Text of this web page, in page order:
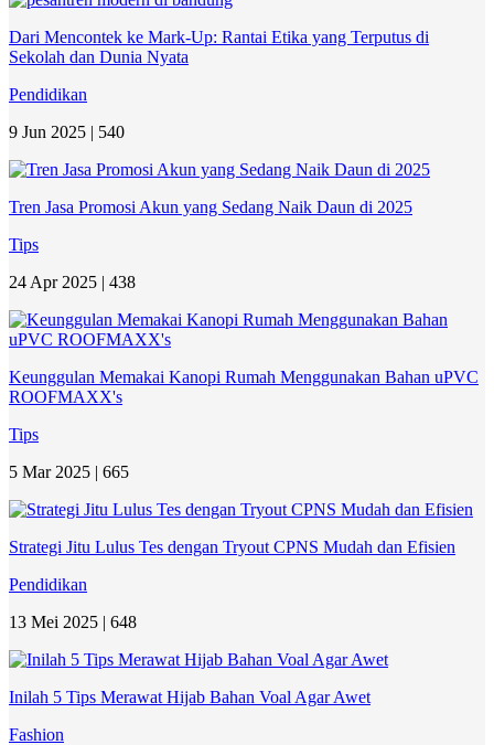
Dari Mencontek ke Mark-Up: Rantai Etika yang Terputus di
Sekolah dan Dunia Nyata
Pendidikan
9 Jun 2025 | 540
Tren Jasa Promosi Akun yang Sedang Naik Daun di 2025
Tips
24 Apr 2025 | 438
Keunggulan Memakai Kanopi Rumah Menggunakan Bahan uPVC
ROOFMAXX's
Tips
5 Mar 2025 | 665
Strategi Jitu Lulus Tes dengan Tryout CPNS Mudah dan Efisien
Pendidikan
13 Mei 2025 | 648
Inilah 5 Tips Merawat Hijab Bahan Voal Agar Awet
Fashion